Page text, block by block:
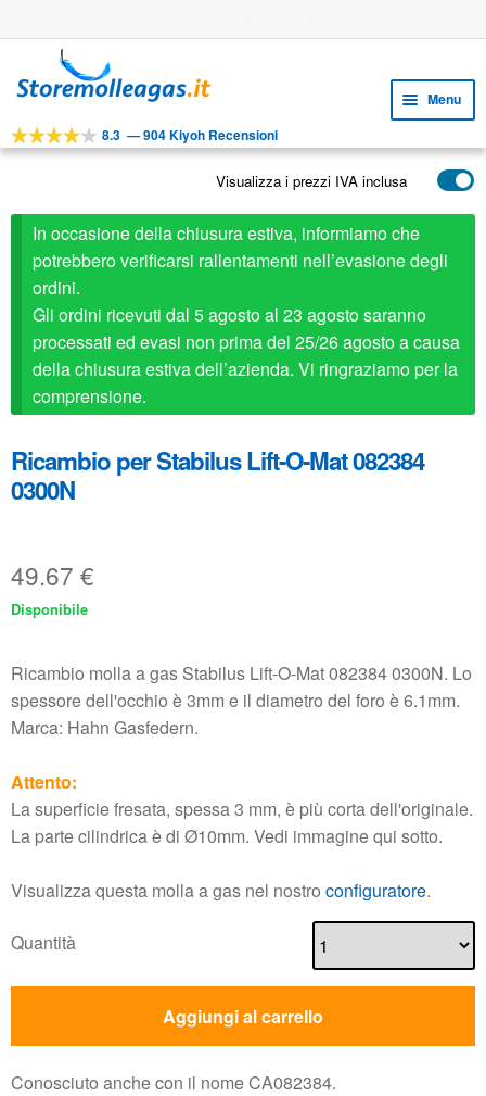
alla
al
Menu
STRUMENTI
il
menu
child
child
APPLICAZIONI
SERVIZIO CLIENTI
child
FAQ
8.3 —904 Kiyoh Recensioni
Visualizza i prezzi IVA inclusa
In occasione della chiusura estiva, informiamo che
potrebbero verificarsi rallentamenti nell’evasione degli
ordini.
Gli ordini ricevuti dal 5 agosto al 23 agosto saranno
processati ed evasi non prima del 25/26 agosto a causa
della chiusura estiva dell’azienda. Vi ringraziamo per la
comprensione.
Ricambio per Stabilus Lift-O-Mat 082384
0300N
49.67 €
Disponibile
Ricambio molla a gas Stabilus Lift-O-Mat 082384 0300N. Lo
spessore dell'occhio è 3mm e il diametro del foro è 6.1mm.
Marca: Hahn Gasfedern.
Attento:
La superficie fresata, spessa 3 mm, è più corta dell'originale.
La parte cilindrica è di Ø10mm. Vedi immagine qui sotto.
Visualizza questa molla a gas nel nostro configuratore.
Quantità
Aggiungi al carrello
Conosciuto anche con il nome CA082384.